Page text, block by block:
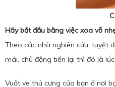
Hãy bắt đầu bằng việc xoa vỗ
Theo các nhà nghiên cứu, tuyệt
mái, chủ động tiến lại thì đó là
Vuốt ve thú cưng của bạn ở nơi